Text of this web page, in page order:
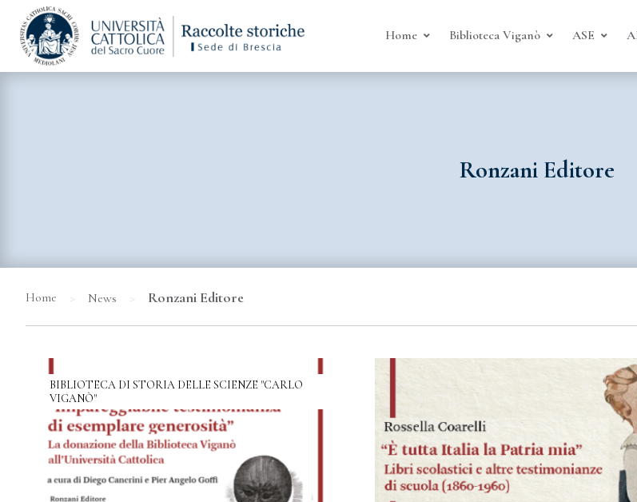
Home Biblioteca Viganò ASE
Ronzani Editore
Home > News > Ronzani Editore
BIBLIOTECA DI STORIA DELLE SCIENZE "CARLO
VIGANÒ"